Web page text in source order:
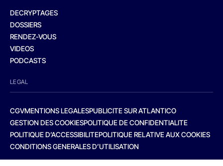
DECRYPTAGES
DOSSIERS
RENDEZ-VOUS
VIDEOS
PODCASTS
LEGAL
CGVMENTIONS LEGALESPUBLICITE SUR ATLANTICO
GESTION DES COOKIESPOLITIQUE DE CONFIDENTIALITE
POLITIQUE D’ACCESSIBILITEPOLITIQUE RELATIVE AUX COOKIES
CONDITIONS GENERALES D’UTILISATION